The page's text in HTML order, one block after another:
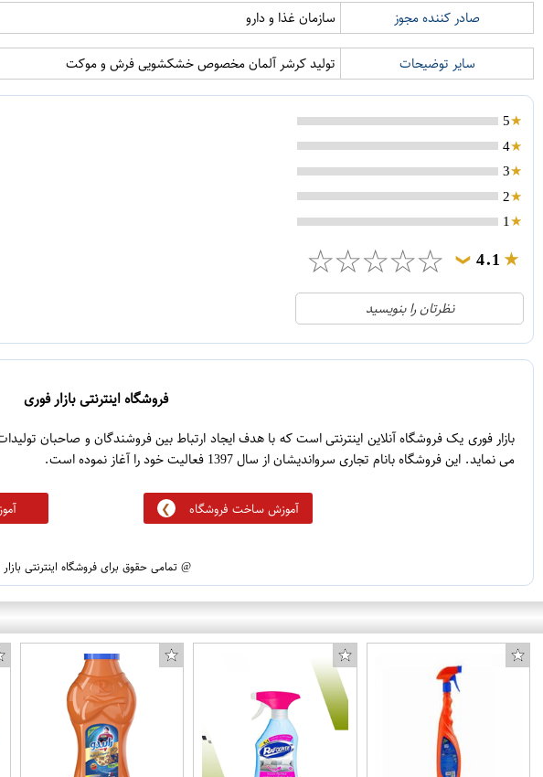
صادر کننده مجوز سازمان غذا و دارو
سایر توضیحات تولید کرشر آلمان مخصوص خشکشویی فرش و موکت
5
4
3
2
1
4.1
❯
☆
☆
☆
☆
☆
21
3
1
1
5
نظرتان را بنویسید
فروشگاه اینترنتی بازار فوری
بازار فوری یک فروشگاه آنلاین اینترنتی است که با هدف ایجاد ارتباط بین فروشندگان و صاحبان
می نماید. این فروشگاه بانام تجاری سرواندیشان از سال 1397 فعالیت خود را آغاز نموده است.
آموزش ساخت فروشگاه
@ تمامی حقوق برای فروشگاه اینترنتی